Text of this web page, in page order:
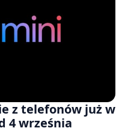
z telefonów już w
4 września